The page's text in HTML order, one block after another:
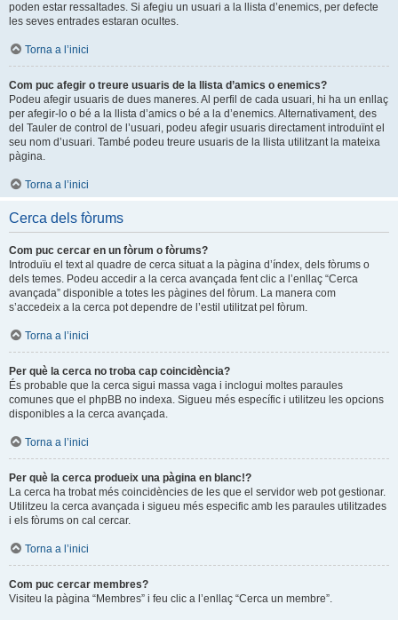
poden estar ressaltades. Si afegiu un usuari a la llista d’enemics, per defecte
les seves entrades estaran ocultes.
Torna a l’inici
Com puc afegir o treure usuaris de la llista d’amics o enemics?
Podeu afegir usuaris de dues maneres. Al perfil de cada usuari, hi ha un enllaç
per afegir-lo o bé a la llista d’amics o bé a la d’enemics. Alternativament, des
del Tauler de control de l’usuari, podeu afegir usuaris directament introduïnt el
seu nom d’usuari. També podeu treure usuaris de la llista utilitzant la mateixa
pàgina.
Torna a l’inici
Cerca dels fòrums
Com puc cercar en un fòrum o fòrums?
Introduïu el text al quadre de cerca situat a la pàgina d’índex, dels fòrums o
dels temes. Podeu accedir a la cerca avançada fent clic a l’enllaç “Cerca
avançada” disponible a totes les pàgines del fòrum. La manera com
s’accedeix a la cerca pot dependre de l’estil utilitzat pel fòrum.
Torna a l’inici
Per què la cerca no troba cap coincidència?
És probable que la cerca sigui massa vaga i inclogui moltes paraules
comunes que el phpBB no indexa. Sigueu més específic i utilitzeu les opcions
disponibles a la cerca avançada.
Torna a l’inici
Per què la cerca produeix una pàgina en blanc!?
La cerca ha trobat més coincidències de les que el servidor web pot gestionar.
Utilitzeu la cerca avançada i sigueu més especific amb les paraules utilitzades
i els fòrums on cal cercar.
Torna a l’inici
Com puc cercar membres?
Visiteu la pàgina “Membres” i feu clic a l’enllaç “Cerca un membre”.